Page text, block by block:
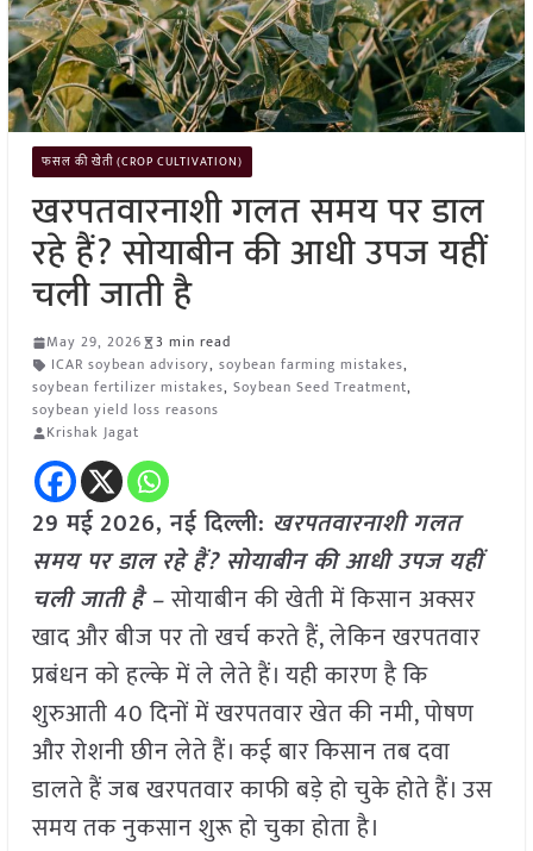
फसल की खेती (CROP CULTIVATION)
खरपतवारनाशी गलत समय पर डाल
रहे हैं? सोयाबीन की आधी उपज यहीं
चली जाती है
May 29, 2026
3 min read
ICAR soybean advisory, soybean farming mistakes,
soybean fertilizer mistakes, Soybean Seed Treatment,
soybean yield loss reasons
Krishak Jagat
29 मई2026, नई दिल्ली: खरपतवारनाशी गलत
समय पर डाल रहे हैं? सोयाबीन की आधी उपज यहीं
चली जाती है –सोयाबीन की खेती में किसान अक्सर
खाद और बीज पर तो खर्च करते हैं, लेकिन खरपतवार
प्रबंधन को हल्के में ले लेते हैं। यही कारण है कि
शुरुआती 40 दिनों में खरपतवार खेत की नमी, पोषण
और रोशनी छीन लेते हैं। कई बार किसान तब दवा
डालते हैं जब खरपतवार काफी बड़े हो चुके होते हैं। उस
समय तक नुकसान शुरू हो चुका होता है।